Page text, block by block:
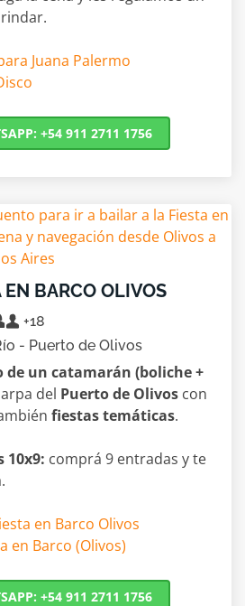
Juana Palermo
+54 911 2711 1756
EN BARCO OLIVOS
+18
- Puerto de Olivos
de un catamarán (boliche +
del Puerto de Olivos con
fiestas temáticas.
10x9: comprá 9 entradas y te
en Barco Olivos
en Barco (Olivos)
+54 911 2711 1756